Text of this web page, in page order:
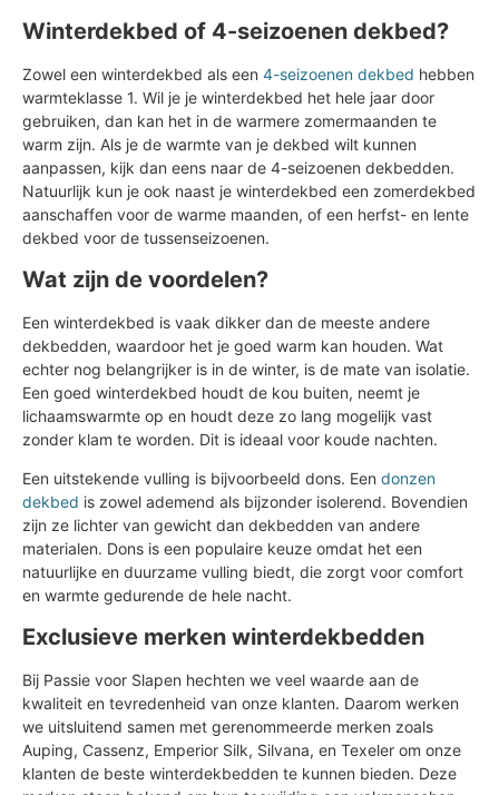
Winterdekbed of 4-seizoenen dekbed?
Zowel een winterdekbed als een 4-seizoenen dekbed hebben
warmteklasse 1. Wil je je winterdekbed het hele jaar door
gebruiken, dan kan het in de warmere zomermaanden te
warm zijn. Als je de warmte van je dekbed wilt kunnen
aanpassen, kijk dan eens naar de 4-seizoenen dekbedden.
Natuurlijk kun je ook naast je winterdekbed een zomerdekbed
aanschaffen voor de warme maanden, of een herfst- en lente
dekbed voor de tussenseizoenen.
Wat zijn de voordelen?
Een winterdekbed is vaak dikker dan de meeste andere
dekbedden, waardoor het je goed warm kan houden. Wat
echter nog belangrijker is in de winter, is de mate van isolatie.
Een goed winterdekbed houdt de kou buiten, neemt je
lichaamswarmte op en houdt deze zo lang mogelijk vast
zonder klam te worden. Dit is ideaal voor koude nachten.
Een uitstekende vulling is bijvoorbeeld dons. Een donzen
dekbed is zowel ademend als bijzonder isolerend. Bovendien
zijn ze lichter van gewicht dan dekbedden van andere
materialen. Dons is een populaire keuze omdat het een
natuurlijke en duurzame vulling biedt, die zorgt voor comfort
en warmte gedurende de hele nacht.
Exclusieve merken winterdekbedden
Bij Passie voor Slapen hechten we veel waarde aan de
kwaliteit en tevredenheid van onze klanten. Daarom werken
we uitsluitend samen met gerenommeerde merken zoals
Auping, Cassenz, Emperior Silk, Silvana, en Texeler om onze
klanten de beste winterdekbedden te kunnen bieden. Deze